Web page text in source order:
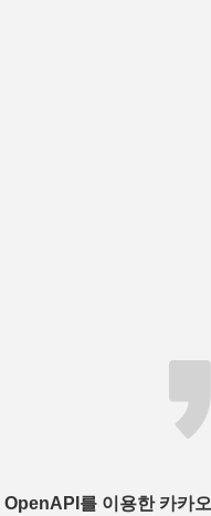
OpenAPI를 이용한 카카